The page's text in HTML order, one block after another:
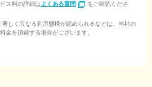
ス料の詳細はよくある質問
をご確認くださ
著しく異なる利用態様が認められるなどは、当社の
金を頂戴する場合がございます。